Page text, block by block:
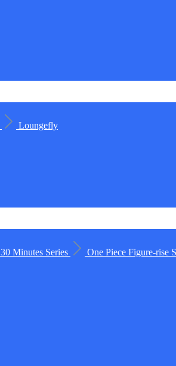
Loungefly
30 Minutes Series One Piece Figure-rise